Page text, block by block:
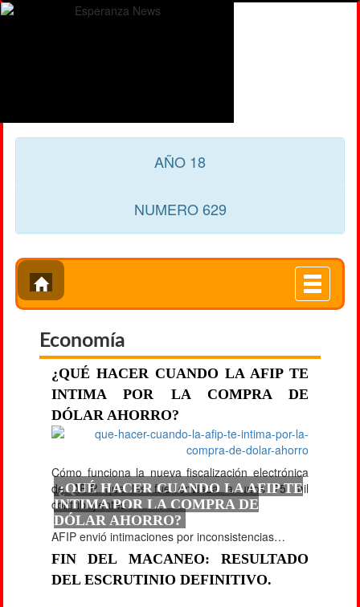
AÑO 18
NUMERO 629
Toggle
Economía
¿QUÉ HACER CUANDO LA AFIP TE
INTIMA POR LA COMPRA DE
DÓLAR AHORRO?
¿QUÉ HACER CUANDO LA AFIP TE
INTIMA POR LA COMPRA DE
DÓLAR AHORRO?
Cómo funciona la nueva fiscalización electrónica
de AFIP que les fue enviada a unos 75 mil
contribuyentes.
AFIP envió intimaciones por inconsistencias…
FIN DEL MACANEO: RESULTADO
DEL ESCRUTINIO DEFINITIVO.